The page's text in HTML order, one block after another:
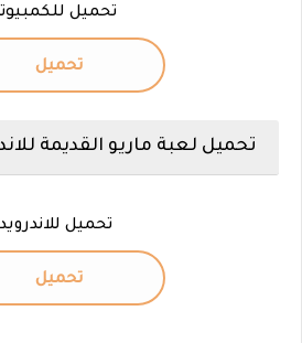
تحميل
تحميل
تحميل لعبة ماريو القديمة
تحميل للاندرويد
تحميل